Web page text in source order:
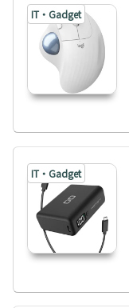
IT・Gadget
IT・Gadget